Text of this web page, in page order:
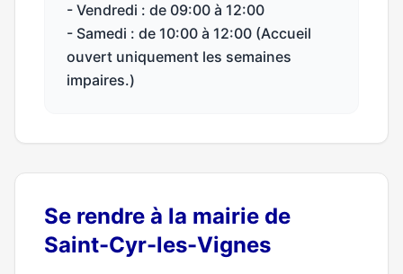
- Vendredi : de 09:00 à 12:00
- Samedi : de 10:00 à 12:00 (Accueil
ouvert uniquement les semaines
impaires.)
Se rendre à la mairie de
Saint-Cyr-les-Vignes